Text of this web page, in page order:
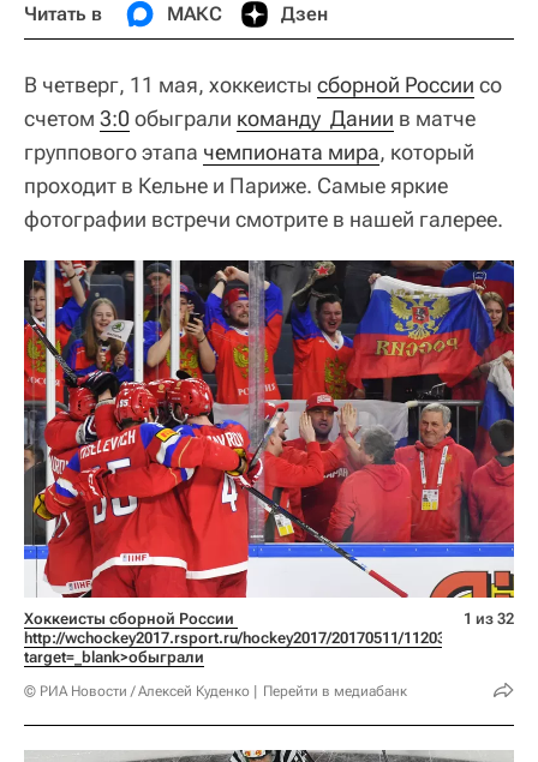
Читать в МАКС Дзен
В четверг, 11 мая, хоккеисты сборной России со
счетом 3:0 обыграли команду  Дании в матче
группового этапа чемпионата мира, который
проходит в Кельне и Париже. Самые яркие
фотографии встречи смотрите в нашей галерее.
http://wchockey2017.rsport.ru/hockey2017/20170511/1120305617.html
target=_blank>обыграли
© РИА Новости / Алексей Куденко Перейти в медиабанк
1 из 32